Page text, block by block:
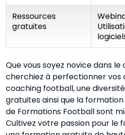
Ressources
gratuites
Que vous soyez novice dans le
cherchiez à perfectionner vos
coaching football, une
gratuites ainsi que la
de Formations Football sont
Cultivez votre passion pour le